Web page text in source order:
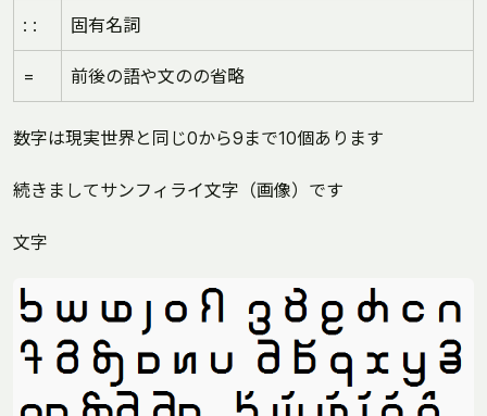
: : 固有名詞
= 前後の語や文のの省略
数字は現実世界と同じ0から9まで10個あります
続きましてサンフィライ文字（画像）です
文字